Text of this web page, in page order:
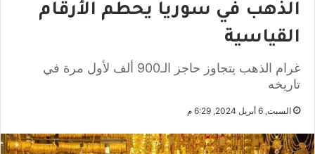
الذهب في سوريا يحطم الأرقام
القياسية
غرام الذهب يتجاوز حاجز الـ900 ألف لأول مرة في
تاريخه
السبت, 6 أبريل 2024, 6:29 م